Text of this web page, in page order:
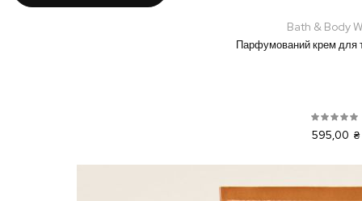
Bath & Body
Парфумований крем для
595,00 ₴